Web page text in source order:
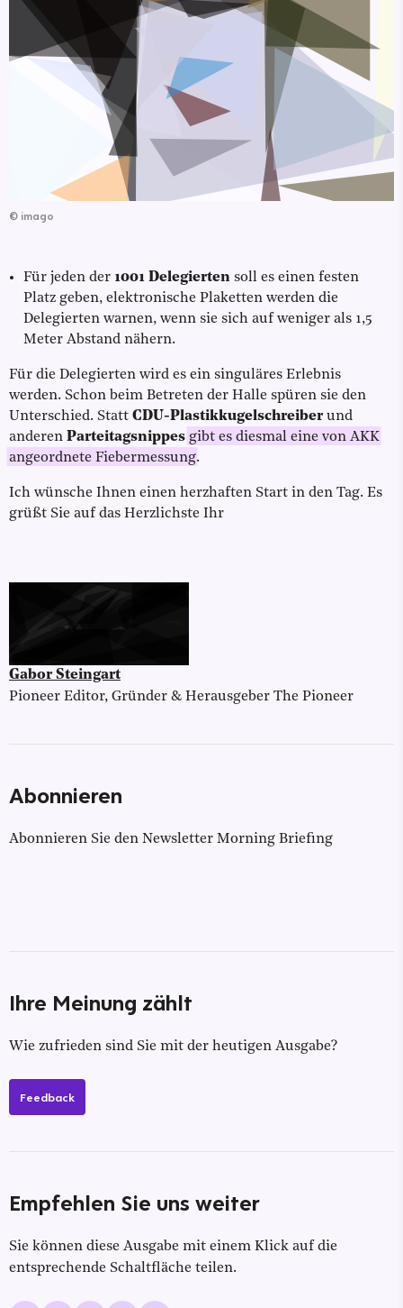
© imago
Für jeden der 1001 Delegierten soll es einen festen
Platz geben, elektronische Plaketten werden die
Delegierten warnen, wenn sie sich auf weniger als 1,5
Meter Abstand nähern.
Für die Delegierten wird es ein singuläres Erlebnis
werden. Schon beim Betreten der Halle spüren sie den
Unterschied. Statt CDU-Plastikkugelschreiberund
anderen Parteitagsnippes gibt es diesmal eine von AKK
angeordnete Fiebermessung.
Ich wünsche Ihnen einen herzhaften Start in den Tag. Es
grüßt Sie auf das Herzlichste Ihr
Gabor Steingart
Pioneer Editor, Gründer & Herausgeber The Pioneer
Abonnieren
Abonnieren Sie den Newsletter Morning Briefing
Ihre Meinung zählt
Wie zufrieden sind Sie mit der heutigen Ausgabe?
Feedback
Empfehlen Sie uns weiter
Sie können diese Ausgabe mit einem Klick auf die
entsprechende Schaltfläche teilen.